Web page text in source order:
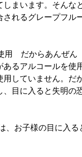
まいます。そん
れるグレープフル
用 だからあんぜん
るアルコールを
していません。だ
、目に入ると失明
お子様の目に入る